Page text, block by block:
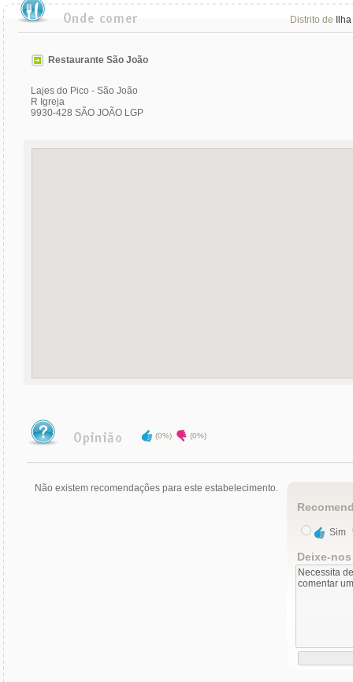
Distrito de
Restaurante São João
Lajes do Pico - São João
R Igreja
9930-428 SÃO JOÃO LGP
(0%) (0%)
Não existem recomendações para este estabelecimento.
Sim
Deixe-